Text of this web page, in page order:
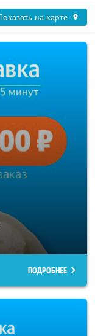
на карте
ПОДРОБНЕЕ